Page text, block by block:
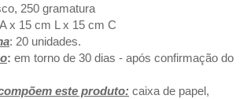
250 gramatura
x 15 cm L x 15 cm C
: 20 unidades.
: em torno de 30 dias - após confirmação do
este produto: caixa de papel,